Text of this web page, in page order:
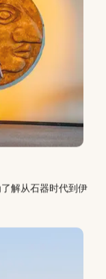
解从石器时代到伊